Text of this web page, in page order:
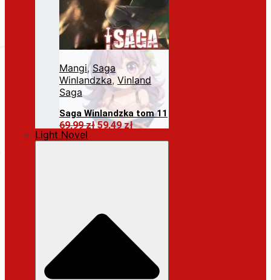
Mangi, Saga
Winlandzka, Vinland
Saga
Saga Winlandzka tom 11
69,99złPierwotna
59,49złAktualna
Dodaj do koszyka
Light Novel